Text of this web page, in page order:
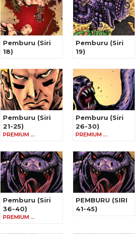
Pemburu (Siri
18)
Pemburu (Siri
19)
Pemburu (Siri
21-25)
PREMIUM …
Pemburu (Siri
26-30)
PREMIUM …
Pemburu (Siri
36-40)
PREMIUM …
PEMBURU (SIRI
41-45)